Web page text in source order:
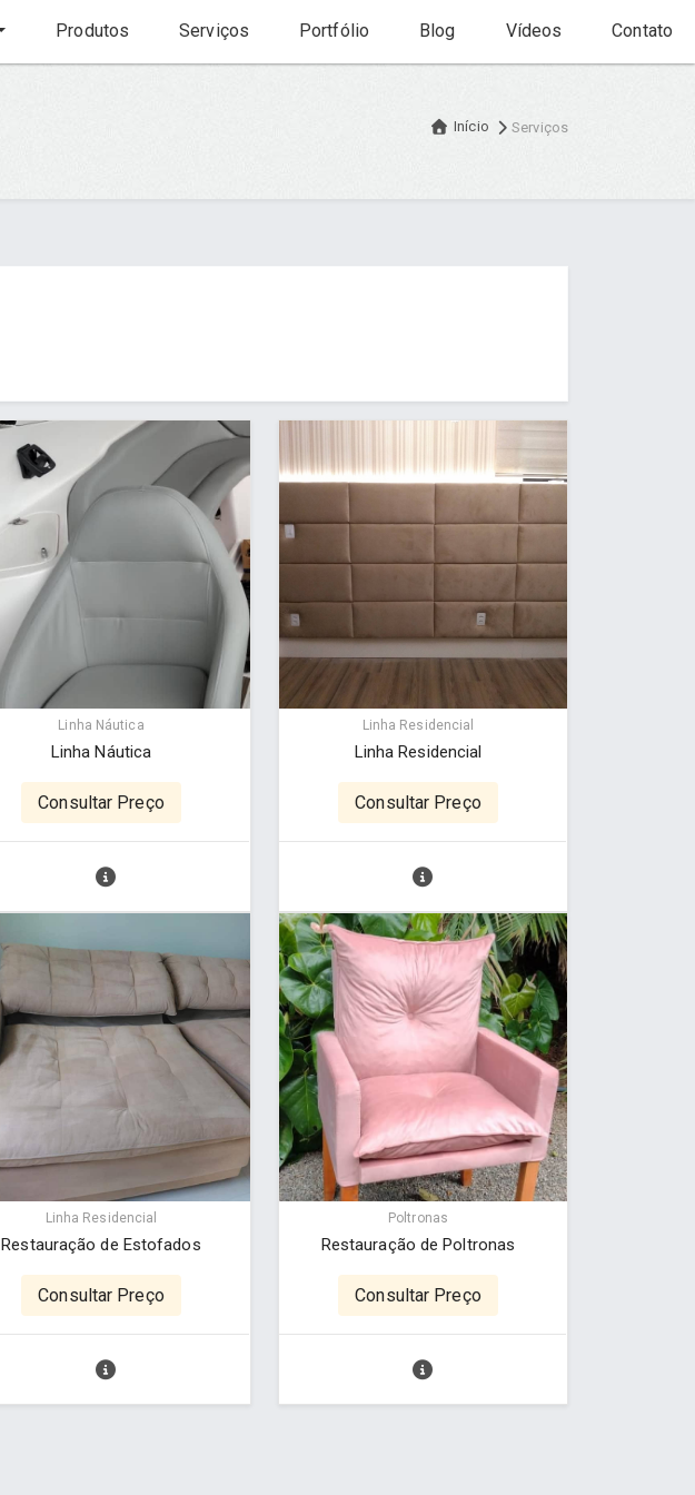
Produtos Serviços Portfólio Blog Vídeos Contato
Início Serviços
Linha Náutica
Linha Náutica
Consultar Preço
Linha Residencial
Linha Residencial
Consultar Preço
Linha Residencial
Restauração de Estofados
Consultar Preço
Poltronas
Restauração de Poltronas
Consultar Preço